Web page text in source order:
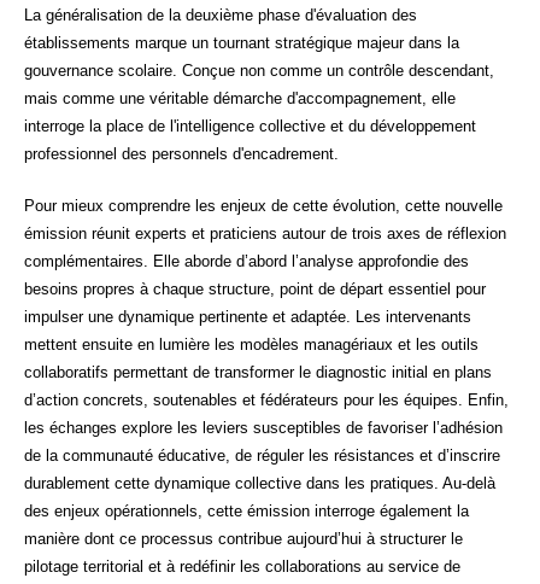
La généralisation de la deuxième phase d'évaluation des
établissements marque un tournant stratégique majeur dans la
gouvernance scolaire. Conçue non comme un contrôle descendant,
mais comme une véritable démarche d'accompagnement, elle
interroge la place de l'intelligence collective et du développement
professionnel des personnels d'encadrement.
Pour mieux comprendre les enjeux de cette évolution, cette nouvelle
émission réunit experts et praticiens autour de trois axes de réflexion
complémentaires. Elle aborde d’abord l’analyse approfondie des
besoins propres à chaque structure, point de départ essentiel pour
impulser une dynamique pertinente et adaptée. Les intervenants
mettent ensuite en lumière les modèles managériaux et les outils
collaboratifs permettant de transformer le diagnostic initial en plans
d’action concrets, soutenables et fédérateurs pour les équipes. Enfin,
les échanges explore les leviers susceptibles de favoriser l’adhésion
de la communauté éducative, de réguler les résistances et d’inscrire
durablement cette dynamique collective dans les pratiques. Au-delà
des enjeux opérationnels, cette émission interroge également la
manière dont ce processus contribue aujourd’hui à structurer le
pilotage territorial et à redéfinir les collaborations au service de